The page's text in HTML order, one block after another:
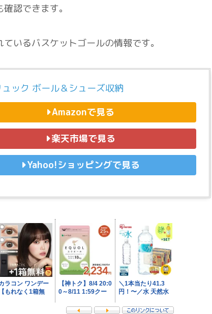
認できます。
いるバスケットゴールの情報です。
ック ボール＆シューズ収納
Amazonで見る
楽天市場で見る
Yahoo!ショッピングで見る